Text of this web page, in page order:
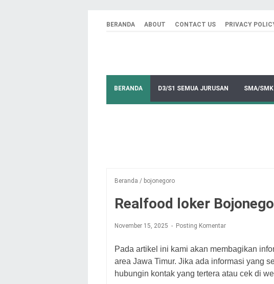
BERANDA ABOUT CONTACT US PRIVACY
BERANDA D3/S1 SEMUA JURUSAN SMA/SMK
Beranda / bojonegoro
Realfood loker
November 15, 2025 Posting Komentar
Pada artikel ini kami akan membagikan
area Jawa Timur. Jika ada informasi yang
hubungin kontak yang tertera atau cek di